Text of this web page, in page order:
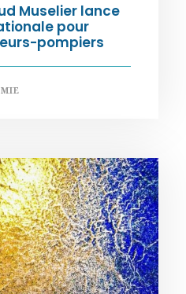
Muselier lance
pour
pompiers